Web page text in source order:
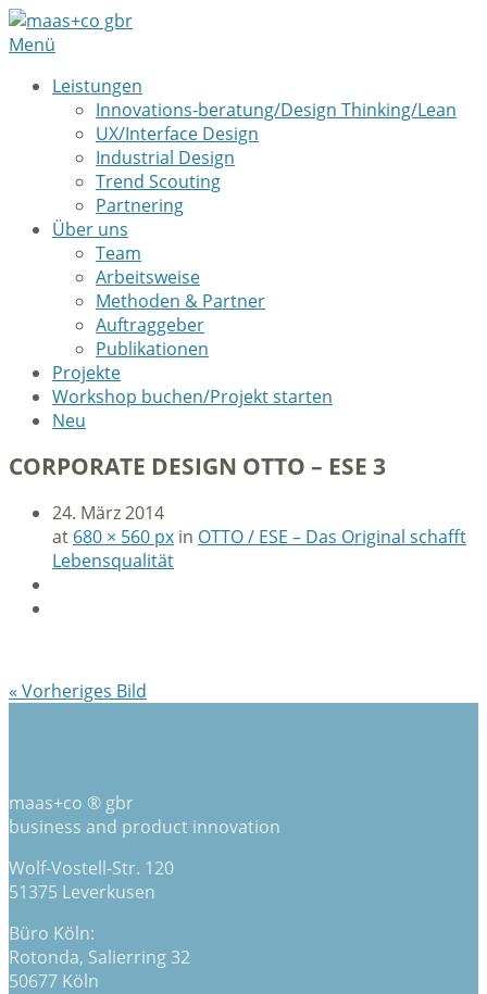
Menü
Leistungen
Innovations-beratung/Design Thinking/Lean
UX/Interface Design
Industrial Design
Trend Scouting
Partnering
Über uns
Team
Arbeitsweise
Methoden & Partner
Auftraggeber
Publikationen
Projekte
Workshop buchen/Projekt starten
Neu
CORPORATE DESIGN OTTO – ESE 3
24. März 2014
at 680 × 560 px in OTTO / ESE – Das Original schafft
Lebensqualität
« Vorheriges Bild
maas+co ® gbr
business and product innovation
Wolf-Vostell-Str. 120
51375 Leverkusen
Büro Köln:
Rotonda, Salierring 32
50677 Köln